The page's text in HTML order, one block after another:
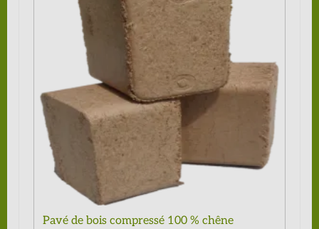
Pavé de bois compressé 100 % chêne